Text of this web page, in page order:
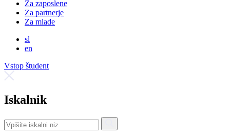
Za zaposlene
Za partnerje
Za mlade
sl
en
Vstop študent
Iskalnik